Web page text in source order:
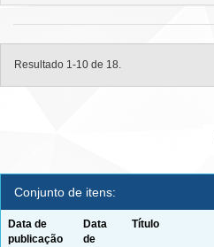
Resultado 1-10 de 18.
Conjunto de itens:
Data de
publicação
Data
de
Título